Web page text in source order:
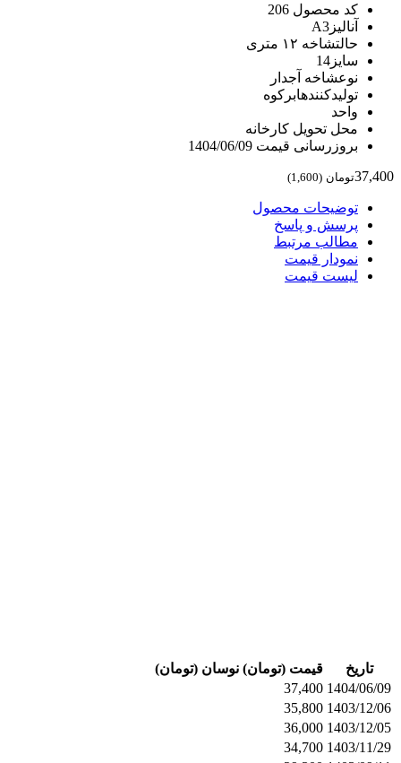
کد محصول 206
آنالیز A3
حالتشاخه ۱۲ متری
سایز 14
نوعشاخه آجدار
تولیدکنندهابرکوه
واحد
محل تحویل کارخانه
بروزرسانی قیمت 1404/06/09
37,400تومان (
1,600
)
توضیحات محصول
پرسش و پاسخ
مطالب مرتبط
نمودار قیمت
لیست قیمت
تاریخ قیمت (تومان) نوسان (تومان)
1404/06/09
37,400
1403/12/06
35,800
1403/12/05
36,000
1403/11/29
34,700